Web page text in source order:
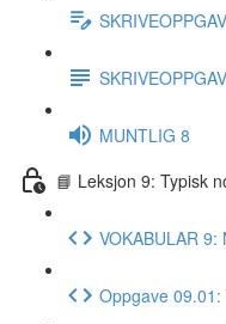
MUNTLIG 8
📘 Leksjon 9:
VOKABULAR
Oppgave